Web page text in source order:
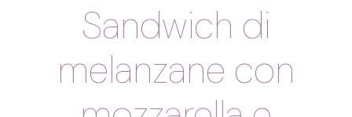
Sandwich di
melanzane con